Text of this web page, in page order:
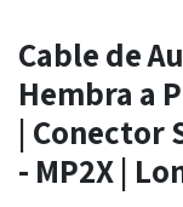
Cable de
Hembra a
| Conector
- MP2X |